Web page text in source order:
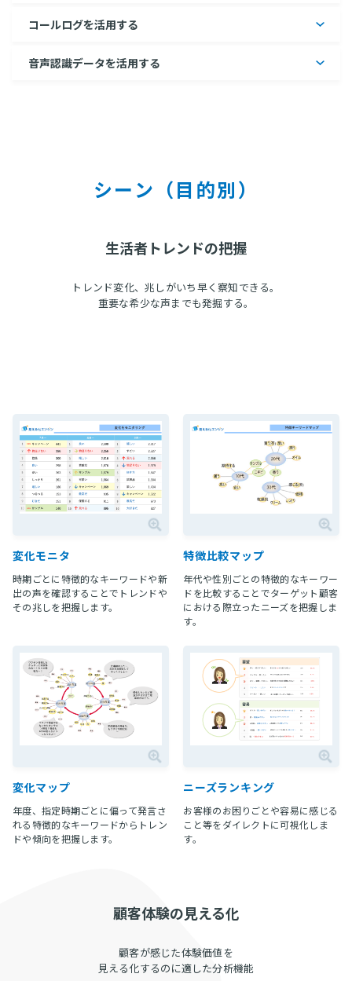
コールログを活用する
音声認識データを活用する
シーン（目的別）
生活者トレンドの把握
トレンド変化、兆しがいち早く察知できる。
重要な希少な声までも発掘する。
変化モニタ
時期ごとに特徴的なキーワードや新
出の声を確認することでトレンドや
その兆しを把握します。
特徴比較マップ
年代や性別ごとの特徴的なキーワー
ドを比較することでターゲット顧客
における際立ったニーズを把握しま
す。
変化マップ
年度、指定時期ごとに偏って発言さ
れる特徴的なキーワードからトレン
ドや傾向を把握します。
ニーズランキング
お客様のお困りごとや容易に感じる
こと等をダイレクトに可視化しま
す。
顧客体験の見える化
顧客が感じた体験価値を
見える化するのに適した分析機能